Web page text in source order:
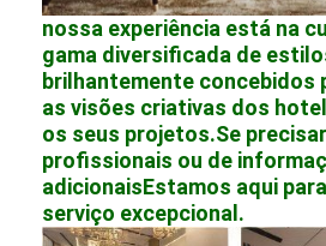
nossa experiência está na
gama diversificada de
brilhantemente concebidos
as visões criativas dos
os seus projetos.Se
profissionais ou de
adicionaisEstamos aqui
serviço excepcional.